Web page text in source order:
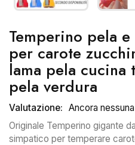
Temperino pela
per carote
lama pela cucina
pela verdura
Valutazione: Ancora
Originale Temperino gigante
simpatico per temperare